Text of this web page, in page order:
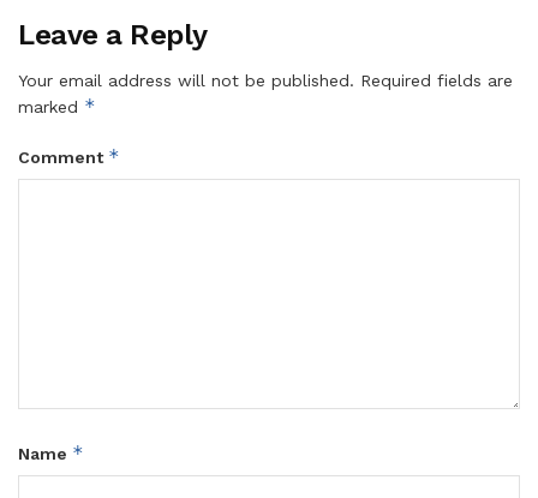
Leave a Reply
Your email address will not be published. Required fields are
marked *
Comment *
Name *